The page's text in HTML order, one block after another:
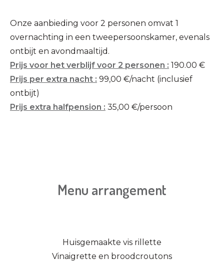
Onze aanbieding voor 2 personen omvat 1
overnachting in een tweepersoonskamer, evenals
ontbijt en avondmaaltijd.
Prijs voor het verblijf voor 2 personen : 190.00 €
Prijs per extra nacht : 99,00 €/nacht (inclusief
ontbijt)
Prijs extra halfpension : 35,00 €/persoon
Menu arrangement
Huisgemaakte vis rillette
Vinaigrette en broodcroutons